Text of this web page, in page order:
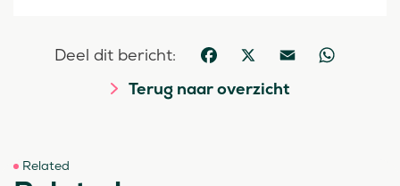
Deel dit bericht: Facebook
X Email WhatsApp
Terug naar overzicht
Related